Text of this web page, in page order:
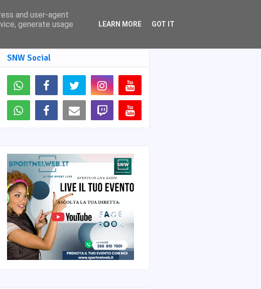
SNW Social
and user-agent
generate usage
LEARN MORE GOT IT